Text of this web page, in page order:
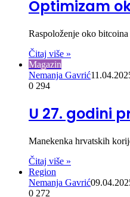
Optimizam
Raspoloženje oko
Čitaj više »
Magazin
Nemanja Gavrić
0 294
U 27. godini
Manekenka hrvatskih
Čitaj više »
Region
Nemanja Gavrić
0 272